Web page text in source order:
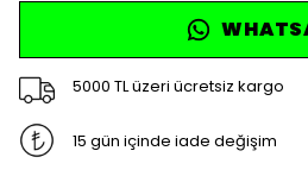
5000 TL üzeri ücretsiz kargo
15 gün içinde iade değişim